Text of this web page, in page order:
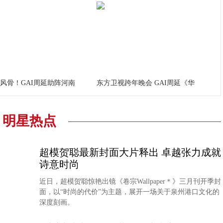
骨！GAI周延助阵河南 东方卫视跨年晚会 GAI周延《华
明星热点
超模贺聪最新封面大片释出 卓越张力成就
诗意时尚
近日，超模贺聪惊艳出镜《卷宗Wallpaper＊》三月刊开季封
面，以“时尚的代价”为主题，展开一场关于泉州港口文化的
深度刻画。